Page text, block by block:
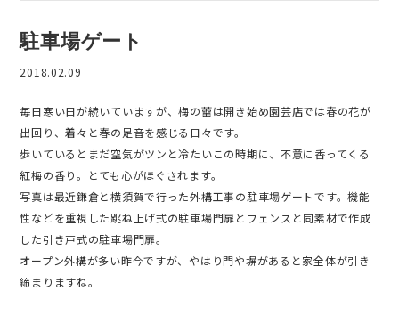
駐車場ゲート
2018.02.09
毎日寒い日が続いていますが、梅の蕾は開き始め園芸店では春の花が
出回り、着々と春の足音を感じる日々です。
歩いているとまだ空気がツンと冷たいこの時期に、不意に香ってくる
紅梅の香り。とても心がほぐされます。
写真は最近鎌倉と横須賀で行った外構工事の駐車場ゲートです。機能
性などを重視した跳ね上げ式の駐車場門扉とフェンスと同素材で作成
した引き戸式の駐車場門扉。
オープン外構が多い昨今ですが、やはり門や塀があると家全体が引き
締まりますね。